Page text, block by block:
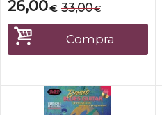
€
26,00 €
33,00
Compra